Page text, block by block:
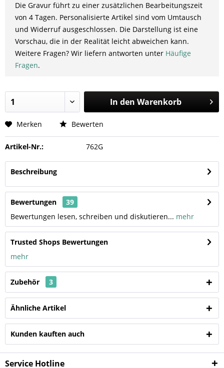
Die Gravur führt zu einer zusätzlichen Bearbeitungszeit
von 4 Tagen. Personalisierte Artikel sind vom Umtausch
und Widerruf ausgeschlossen. Die Darstellung ist eine
Vorschau, die in der Realität leicht abweichen kann.
Weitere Fragen? Wir liefern antworten unter Häufige
Fragen.
In den Warenkorb
Merken Bewerten
Artikel-Nr.: 762G
Beschreibung
Bewertungen
39
Bewertungen lesen, schreiben und diskutieren... mehr
Trusted Shops Bewertungen
mehr
Zubehör 3
Ähnliche Artikel
Kunden kauften auch
Service Hotline